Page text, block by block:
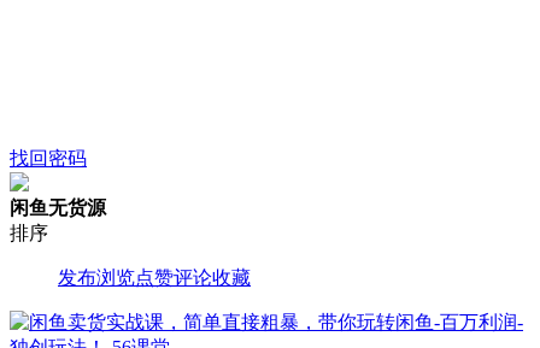
找回密码
闲鱼无货源
排序
发布浏览点赞评论收藏